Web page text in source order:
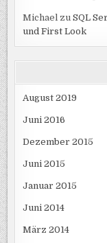
Michael zuSQL
und First Look
August 2019
Juni 2016
Dezember 2015
Juni 2015
Januar 2015
Juni 2014
März 2014